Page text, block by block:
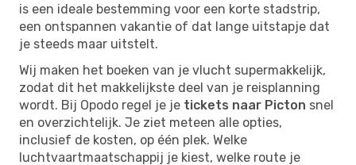
is een ideale bestemming voor een korte stadstrip,
een ontspannen vakantie of dat lange uitstapje dat
je steeds maar uitstelt.
Wij maken het boeken van je vlucht supermakkelijk,
zodat dit het makkelijkste deel van je reisplanning
wordt. Bij Opodo regel je je tickets naar Picton snel
en overzichtelijk. Je ziet meteen alle opties,
inclusief de kosten, op één plek. Welke
luchtvaartmaatschappij je kiest, welke route je